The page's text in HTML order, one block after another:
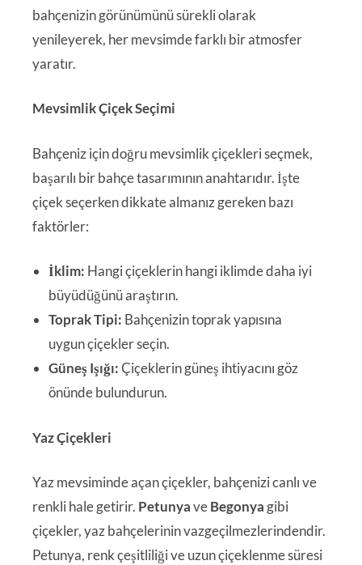
bahçenizin görünümünü sürekli olarak
yenileyerek, her mevsimde farklı bir atmosfer
yaratır.
Mevsimlik Çiçek Seçimi
Bahçeniz için doğru mevsimlik çiçekleri seçmek,
başarılı bir bahçe tasarımının anahtarıdır. İşte
çiçek seçerken dikkate almanız gereken bazı
faktörler:
İklim: Hangi çiçeklerin hangi iklimde daha iyi
büyüdüğünü araştırın.
Toprak Tipi: Bahçenizin toprak yapısına
uygun çiçekler seçin.
Güneş Işığı:Çiçeklerin güneş ihtiyacını göz
önünde bulundurun.
Yaz Çiçekleri
Yaz mevsiminde açan çiçekler, bahçenizi canlı ve
renkli hale getirir. PetunyaveBegonyagibi
çiçekler, yaz bahçelerinin vazgeçilmezlerindendir.
Petunya, renk çeşitliliği ve uzun çiçeklenme süresi